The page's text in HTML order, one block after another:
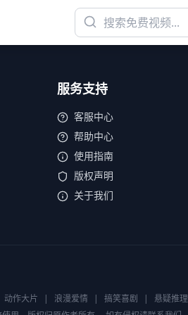
服务支持
客服中心
帮助中心
使用指南
版权声明
关于我们
动作大片 | 浪漫爱情 | 搞笑喜剧 |
悬疑推理